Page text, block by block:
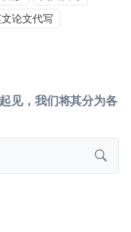
论文代写
见，我们将其分为各